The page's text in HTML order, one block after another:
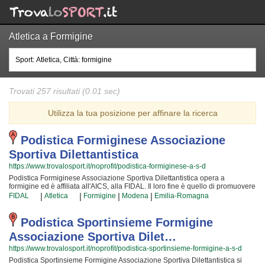
Atletica a Formigine
Trovati 257 risultati (0.01 sec)
Utilizza la tua posizione per affinare la ricerca
Podistica Formiginese Associazione
Sportiva Dilettantistica
https://www.trovalosport.it/noprofit/podistica-formiginese-a-s-d
Podistica Formiginese Associazione Sportiva Dilettantistica opera a
formigine ed è affiliata all'AICS, alla FIDAL. Il loro fine è quello di promuovere
l'atletica organizzando gare sul territorio e corsi per bambini, ragazzi e adulti.
L'attività è incentrata sia sul miglioramento delle capacità motorie e fisiche
degli atleti sia sulla implementazione di quelle qualità personali che si
acquisiscono quotidianamente affrontando sfide articolate. Proprio per
questo motivo gli allenatori sono tra i più preparati della provincia e sono
convinti di poter trasmettere quei valori in cui Podistica Formiginese
Associazione Sportiva Dilettantistica crede fin dalla sua nascita. La passione,
i sacrifici e la continua ricerca della chiave per migliorare e superare i propri
limiti personali rendono l'atletica uno sport unico e da cui si viene
FIDAL | Atletica | Formigine | Modena | Emilia-Romagna
Podistica Sportinsieme Formigine
Associazione Sportiva Dilet…
https://www.trovalosport.it/noprofit/podistica-sportinsieme-formigine-a-s-d
Podistica Sportinsieme Formigine Associazione Sportiva Dilettantistica si